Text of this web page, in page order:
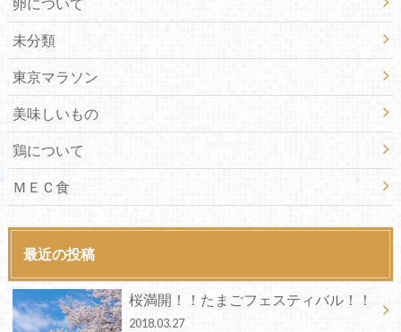
未分類
東京マラソン
美味しいもの
鶏について
ＭＥＣ食
最近の投稿
桜満開！！たまごフェスティバル！！
2018.03.27